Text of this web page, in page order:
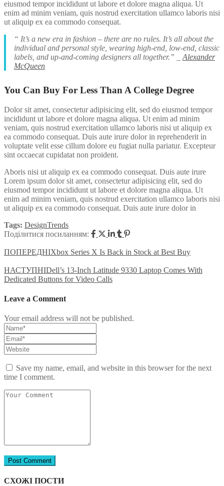
eiusmod tempor incididunt ut labore et dolore magna aliqua. Ut
enim ad minim veniam, quis nostrud exercitation ullamco laboris nisi
ut aliquip ex ea commodo consequat.
“ It’s a new era in fashion – there are no rules. It’s all about the
individual and personal style, wearing high-end, low-end, classic
labels, and up-and-coming designers all together.” _ Alexander
McQueen
You Can Buy For Less Than A College Degree
Dolor sit amet, consectetur adipisicing elit, sed do eiusmod tempor
incididunt ut labore et dolore magna aliqua. Ut enim ad minim
veniam, quis nostrud exercitation ullamco laboris nisi ut aliquip ex
ea commodo consequat. Duis aute irure dolor in reprehenderit in
voluptate velit esse cillum dolore eu fugiat nulla pariatur. Excepteur
sint occaecat cupidatat non proident.
Aboris nisi ut aliquip ex ea commodo consequat. Duis aute irure
Lorem ipsum dolor sit amet, consectetur adipisicing elit, sed do
eiusmod tempor incididunt ut labore et dolore magna aliqua. Ut
enim ad minim veniam, quis nostrud exercitation ullamco laboris nisi
ut aliquip ex ea commodo consequat. Duis aute irure dolor in
Tags: DesignTrends
Поділитися посиланням:
navigation
ПОПЕРЕДНІXbox Series X Is Back in Stock at Best Buy
НАСТУПНІDell’s 13-Inch Latitude 9330 Laptop Comes With
Dedicated Buttons for Video Calls
Leave a Comment
Your email address will not be published.
Save my name, email, and website in this browser for the next
time I comment.
СХОЖІ ПОСТИ